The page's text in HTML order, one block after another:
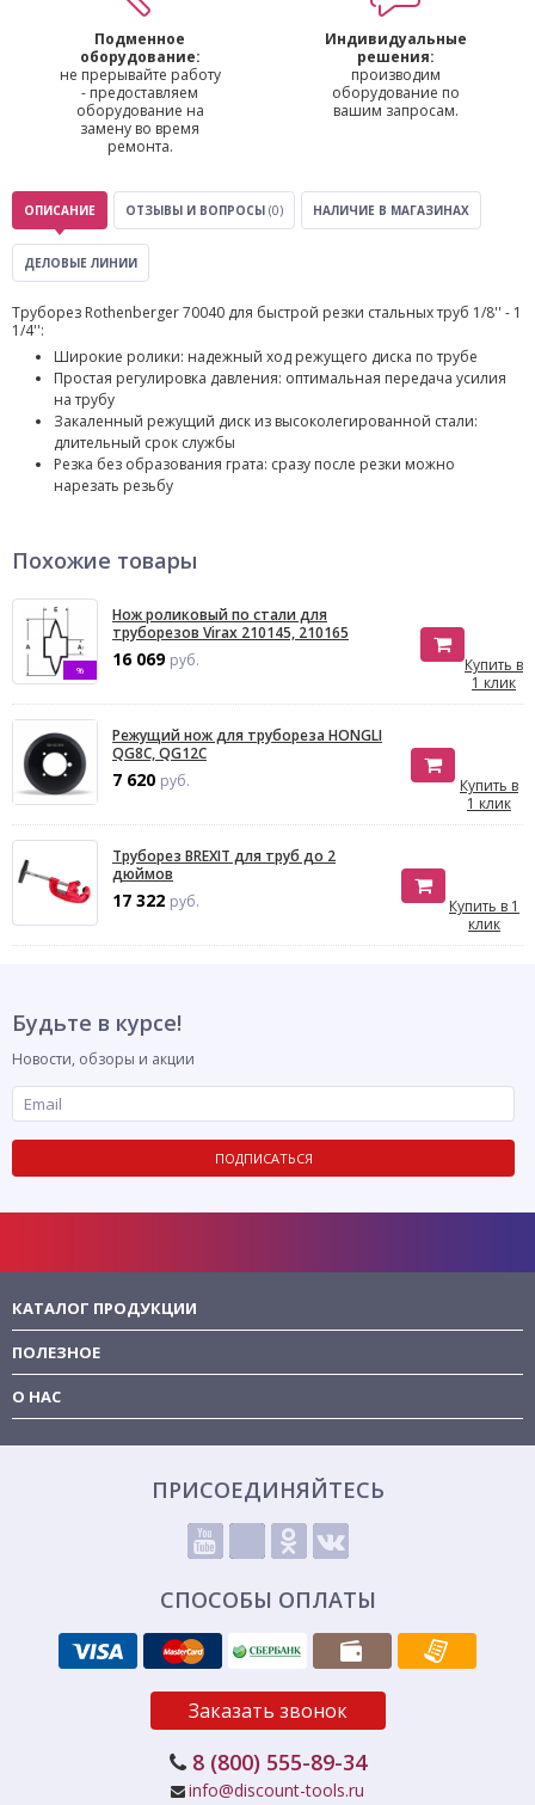
Подменное
оборудование:
не прерывайте работу
- предоставляем
оборудование на
замену во время
ремонта.
Индивидуальные
решения:
производим
оборудование по
вашим запросам.
ОПИСАНИЕ ОТЗЫВЫ И ВОПРОСЫ (0) НАЛИЧИЕ В МАГАЗИНАХ
ДЕЛОВЫЕ ЛИНИИ
Труборез Rothenberger 70040 для быстрой резки стальных труб 1/8'' - 1
1/4'':
Широкие ролики: надежный ход режущего диска по трубе
Простая регулировка давления: оптимальная передача усилия
на трубу
Закаленный режущий диск из высоколегированной стали:
длительный срок службы
Резка без образования грата: сразу после резки можно
нарезать резьбу
Похожие товары
%
Нож роликовый по стали для
труборезов Virax 210145, 210165
16 069 руб.
Купить в
1 клик
Режущий нож для трубореза HONGLI
QG8C, QG12C
7 620 руб.
Купить в
1 клик
Труборез BREXIT для труб до 2
дюймов
17 322 руб.
Купить в 1
клик
Будьте в курсе!
Новости, обзоры и акции
ПОДПИСАТЬСЯ
КАТАЛОГ ПРОДУКЦИИ
ПОЛЕЗНОЕ
О НАС
ПРИСОЕДИНЯЙТЕСЬ
СПОСОБЫ ОПЛАТЫ
Заказать звонок
8 (800) 555-89-34
info@discount-tools.ru